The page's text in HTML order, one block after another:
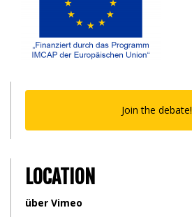
Join the debate!
LOCATION
über Vimeo